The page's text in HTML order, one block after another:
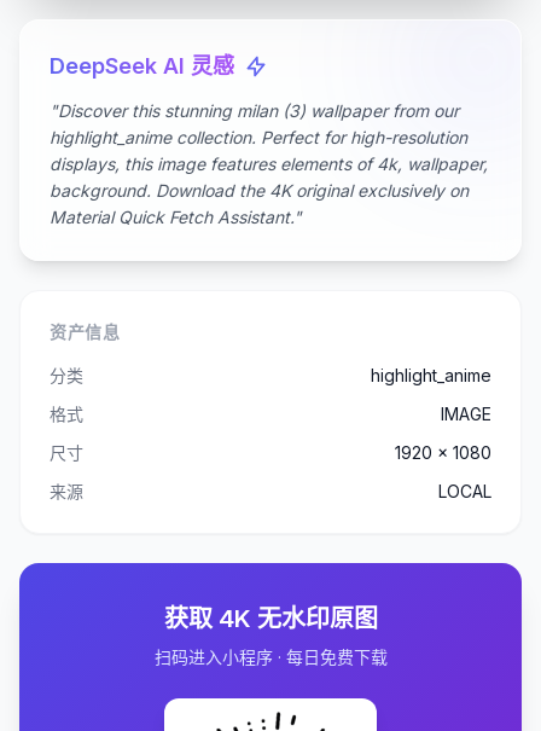
DeepSeek AI 灵感
"Discover this stunning milan (3) wallpaper from our
highlight_anime collection. Perfect for high-resolution
displays, this image features elements of 4k, wallpaper,
background. Download the 4K original exclusively on
Material Quick Fetch Assistant."
资产信息
分类
highlight_anime
格式
IMAGE
尺寸
1920 x 1080
来源
LOCAL
获取 4K 无水印原图
扫码进入小程序 · 每日免费下载